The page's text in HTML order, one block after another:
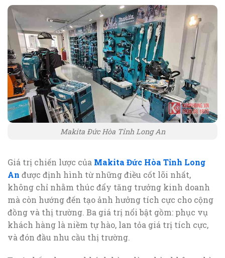
Makita Đức Hòa Tỉnh Long An
Giá trị chiến lược của Makita Đức Hòa Tỉnh Long
An được định hình từ những điều cốt lõi nhất,
không chỉ nhằm thúc đẩy tăng trưởng kinh doanh
mà còn hướng đến tạo ảnh hưởng tích cực cho cộng
đồng và thị trường. Ba giá trị nổi bật gồm: phục vụ
khách hàng là niềm tự hào, lan tỏa giá trị tích cực,
và đón đầu nhu cầu thị trường.